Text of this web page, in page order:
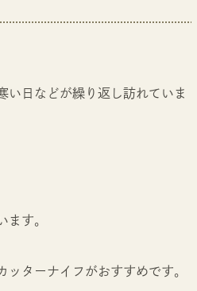
日などが繰り返し訪れていま
す。
ターナイフがおすすめです。